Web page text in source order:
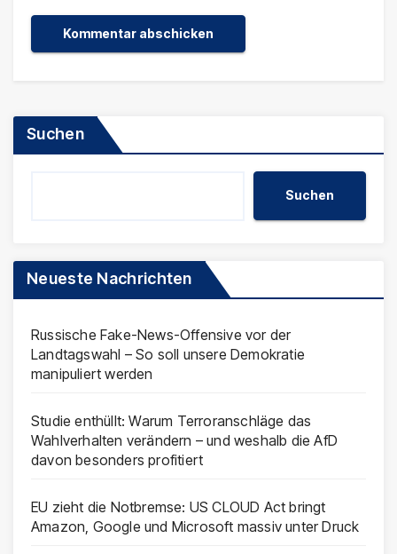
Suchen
Suchen
Neueste Nachrichten
Russische Fake-News-Offensive vor der
Landtagswahl – So soll unsere Demokratie
manipuliert werden
Studie enthüllt: Warum Terroranschläge das
Wahlverhalten verändern – und weshalb die AfD
davon besonders profitiert
EU zieht die Notbremse: US CLOUD Act bringt
Amazon, Google und Microsoft massiv unter Druck